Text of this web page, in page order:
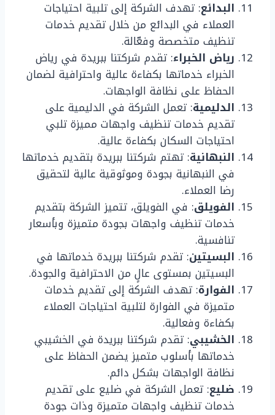
البدائع: تهدف الشركة إلى تلبية احتياجات
العملاء في البدائع من خلال تقديم خدمات
تنظيف متخصصة وفعّالة.
رياض الخبراء: تقدم شركتنا ببريدة في رياض
الخبراء خدماتها بكفاءة عالية واحترافية لضمان
الحفاظ على نظافة الواجهات.
الدليمية: تعمل الشركة في الدليمية على
تقديم خدمات تنظيف واجهات مميزة تلبي
احتياجات السكان بكفاءة عالية.
النبهانية: تهتم شركتنا ببريدة بتقديم خدماتها
في النبهانية بجودة وموثوقية عالية لتحقيق
رضا العملاء.
الفويلق: في الفويلق، تتميز الشركة بتقديم
خدمات تنظيف واجهات بجودة متميزة وبأسعار
تنافسية.
البسيتين: تقدم شركتنا ببريدة خدماتها في
البسيتين بمستوى عالٍ من الاحترافية والجودة.
الفوارة: تهدف الشركة إلى تقديم خدمات
متميزة في الفوارة لتلبية احتياجات العملاء
بكفاءة وفعالية.
الخشيبي: تقدم شركتنا ببريدة في الخشيبي
خدماتها بأسلوب متميز يضمن الحفاظ على
نظافة الواجهات بشكل دائم.
ضليع: تعمل الشركة في ضليع على تقديم
خدمات تنظيف واجهات متميزة وذات جودة